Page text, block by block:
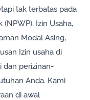
tak terbatas pada
Izin Usaha,
Modal Asing,
Izin usaha di
dan perizinan-
Anda. Kami
di awal